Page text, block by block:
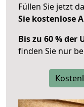
Füllen Sie jetzt
Sie kostenlose
Bis zu 60 % der
finden Sie nur